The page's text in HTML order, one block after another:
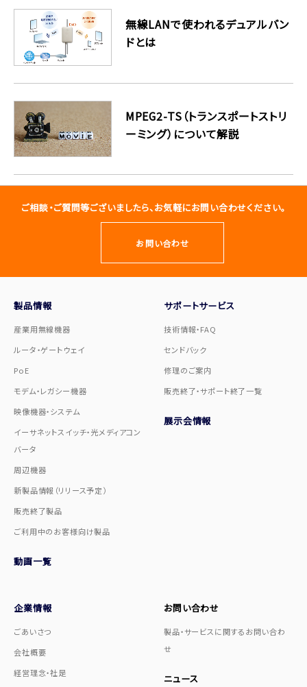
無線LANで使われるデュアルバン
ドとは
MPEG2-TS（トランスポートストリ
ーミング）について解説
ご相談・ご質問等ございましたら、お気軽にお問い合わせください。
お問い合わせ
製品情報
産業用無線機器
ルータ・ゲートウェイ
PoE
モデム・レガシー機器
映像機器・システム
イーサネットスイッチ・光メディアコン
バータ
周辺機器
新製品情報（リリース予定）
販売終了製品
ご利用中のお客様向け製品
動画一覧
サポートサービス
技術情報・FAQ
センドバック
修理のご案内
販売終了・サポート終了一覧
展示会情報
企業情報
ごあいさつ
会社概要
経営理念・社是
お問い合わせ
製品・サービスに関するお問い合わ
せ
ニュース